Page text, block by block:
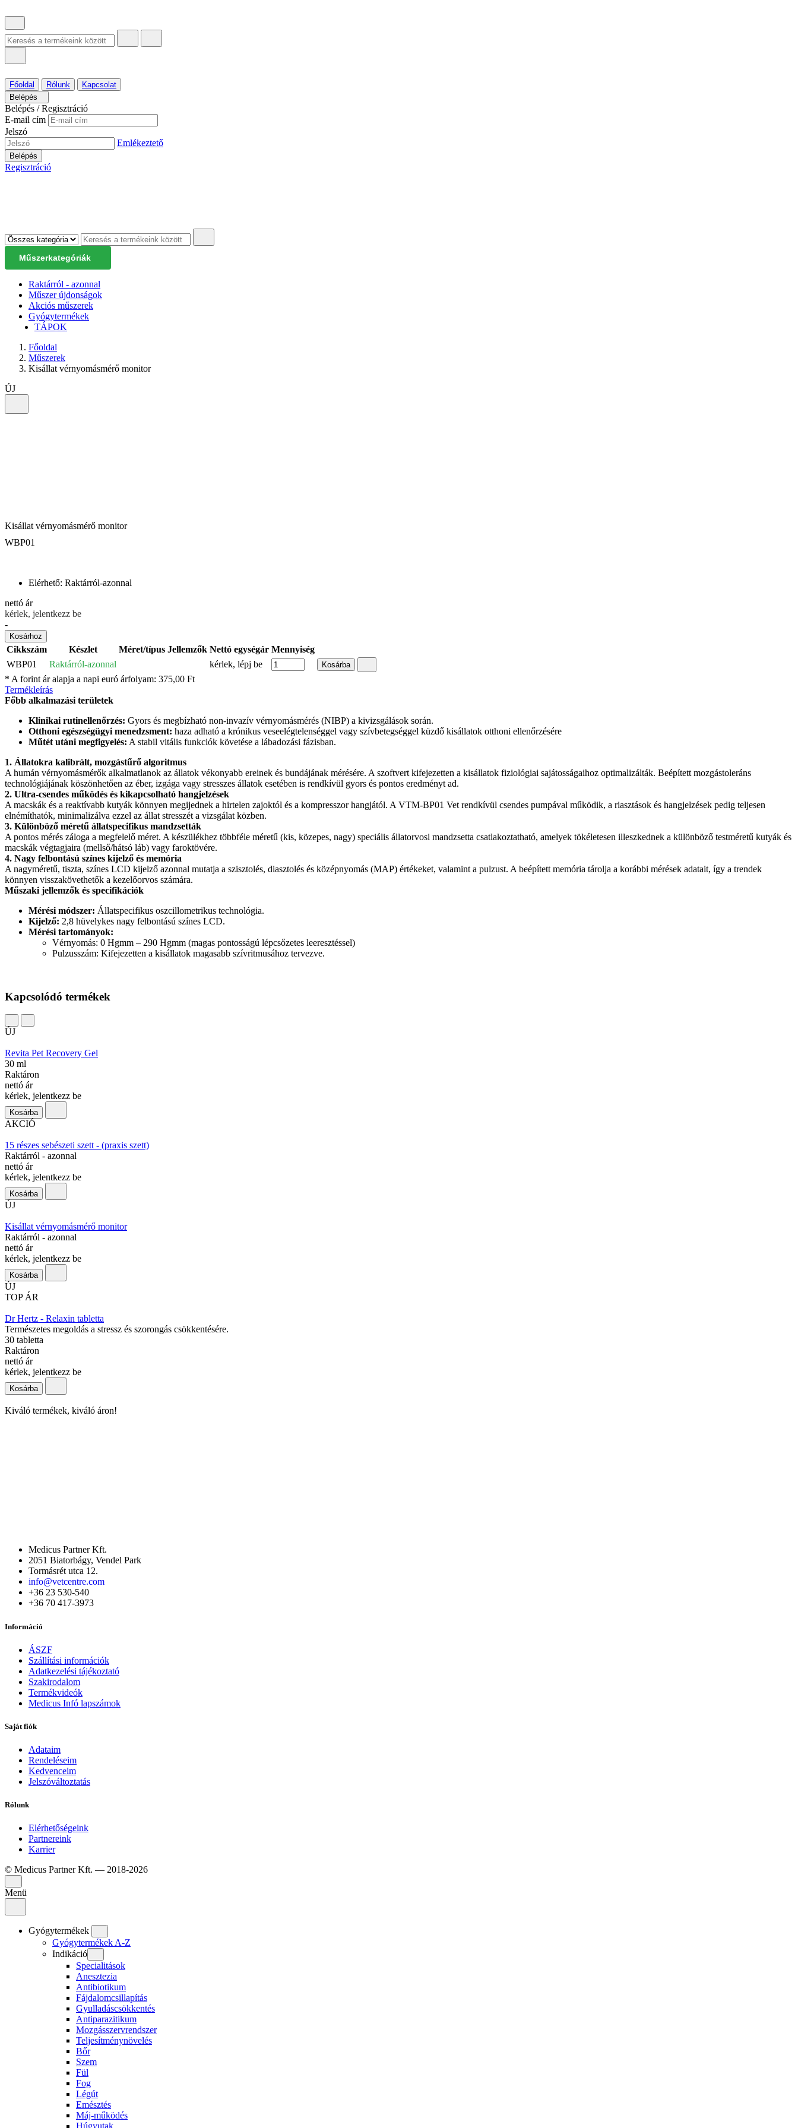
Főoldal Rólunk
Kapcsolat
Belépés
Belépés / Regisztráció
E-mail cím
Jelszó
Emlékeztető
Belépés
Regisztráció
Műszerkategóriák
Raktárról - azonnal
Műszer újdonságok
Akciós műszerek
Gyógytermékek
TÁPOK
Főoldal
Műszerek
Kisállat vérnyomásmérő monitor
ÚJ
Kisállat vérnyomásmérő monitor
WBP01
Elérhető: Raktárról-azonnal
nettó ár
kérlek, jelentkezz be
-
Kosárhoz
Cikkszám Készlet Méret/típus Jellemzők Nettó egységár Mennyiség
WBP01
Raktárról-azonnal kérlek, lépj be Kosárba
* A forint ár alapja a napi euró árfolyam: 375,00 Ft
Termékleírás
Főbb alkalmazási területek
Klinikai rutinellenőrzés: Gyors és megbízható non-invazív vérnyomásmérés (NIBP) a kivizsgálások során.
Otthoni egészségügyi menedzsment: haza adható a krónikus veseelégtelenséggel vagy szívbetegséggel küzdő kisállatok otthoni ellenőrzésére
Műtét utáni megfigyelés: A stabil vitális funkciók követése a lábadozási fázisban.
1. Állatokra kalibrált, mozgástűrő algoritmus
A humán vérnyomásmérők alkalmatlanok az állatok vékonyabb ereinek és bundájának mérésére. A szoftvert kifejezetten a kisállatok fiziológiai sajátosságaihoz optimalizálták. Beépített mozgástoleráns
technológiájának köszönhetően az éber, izgága vagy stresszes állatok esetében is rendkívül gyors és pontos eredményt ad.
2. Ultra-csendes működés és kikapcsolható hangjelzések
A macskák és a reaktívabb kutyák könnyen megijednek a hirtelen zajoktól és a kompresszor hangjától. A VTM-BP01 Vet rendkívül csendes pumpával működik, a riasztások és hangjelzések pedig teljesen
elnémíthatók, minimalizálva ezzel az állat stresszét a vizsgálat közben.
3. Különböző méretű állatspecifikus mandzsetták
A pontos mérés záloga a megfelelő méret. A készülékhez többféle méretű (kis, közepes, nagy) speciális állatorvosi mandzsetta csatlakoztatható, amelyek tökéletesen illeszkednek a különböző testméretű kutyák és
macskák végtagjaira (mellső/hátsó láb) vagy faroktövére.
4. Nagy felbontású színes kijelző és memória
A nagyméretű, tiszta, színes LCD kijelző azonnal mutatja a szisztolés, diasztolés és középnyomás (MAP) értékeket, valamint a pulzust. A beépített memória tárolja a korábbi mérések adatait, így a trendek
könnyen visszakövethetők a kezelőorvos számára.
Műszaki jellemzők és specifikációk
Mérési módszer: Állatspecifikus oszcillometrikus technológia.
Kijelző: 2,8 hüvelykes nagy felbontású színes LCD.
Mérési tartományok:
Vérnyomás: 0 Hgmm – 290 Hgmm (magas pontosságú lépcsőzetes leeresztéssel)
Pulzusszám: Kifejezetten a kisállatok magasabb szívritmusához tervezve.
Kapcsolódó termékek
ÚJ
Revita Pet Recovery Gel
30 ml
Raktáron
nettó ár
kérlek, jelentkezz be
Kosárba
AKCIÓ
15 részes sebészeti szett - (praxis szett)
Raktárról - azonnal
nettó ár
kérlek, jelentkezz be
Kosárba
ÚJ
Kisállat vérnyomásmérő monitor
Raktárról - azonnal
nettó ár
kérlek, jelentkezz be
Kosárba
ÚJ
TOP ÁR
Dr Hertz - Relaxin tabletta
Természetes megoldás a stressz és szorongás csökkentésére.
30 tabletta
Raktáron
nettó ár
kérlek, jelentkezz be
Kosárba
Kiváló termékek, kiváló áron!
Medicus Partner Kft.
2051 Biatorbágy, Vendel Park
Tormásrét utca 12.
info@vetcentre.com
+36 23 530-540
+36 70 417-3973
Információ
ÁSZF
Szállítási információk
Adatkezelési tájékoztató
Szakirodalom
Termékvideók
Medicus Infó lapszámok
Saját fiók
Adataim
Rendeléseim
Kedvenceim
Jelszóváltoztatás
Rólunk
Elérhetőségeink
Partnereink
Karrier
© Medicus Partner Kft. — 2018-2026
Menü
Gyógytermékek
Gyógytermékek A-Z
Indikáció
Specialitások
Anesztezia
Antibiotikum
Fájdalomcsillapítás
Gyulladáscsökkentés
Antiparazitikum
Mozgásszervrendszer
Teljesítménynövelés
Bőr
Szem
Fül
Fog
Légút
Emésztés
Máj-működés